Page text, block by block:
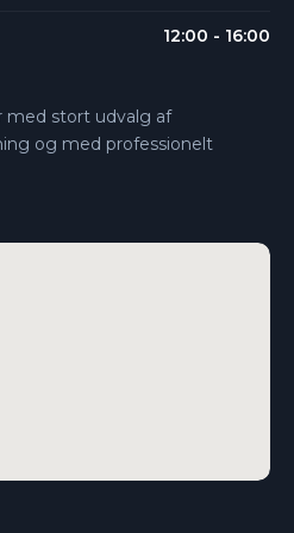
12:00 - 16:00
med stort udvalg af
og med professionelt